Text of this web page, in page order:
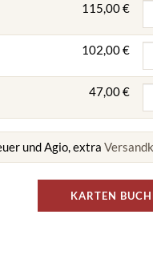
115,00 €
102,00 €
47,00 €
und Agio, extra
KARTEN